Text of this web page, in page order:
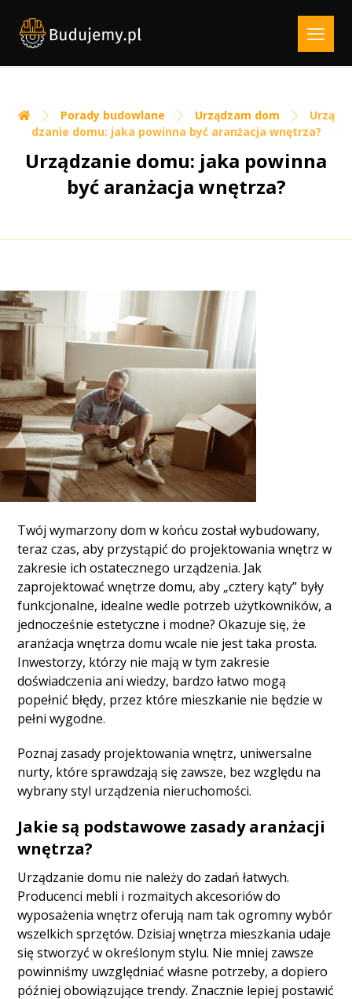
Porady budowlane Urządzam dom
Urzą
dzanie domu: jaka powinna być aranżacja wnętrza?
Urządzanie domu: jaka powinna
być aranżacja wnętrza?
Twój wymarzony dom w końcu został wybudowany,
teraz czas, aby przystąpić do projektowania wnętrz w
zakresie ich ostatecznego urządzenia. Jak
zaprojektować wnętrze domu, aby „cztery kąty” były
funkcjonalne, idealne wedle potrzeb użytkowników, a
jednocześnie estetyczne i modne? Okazuje się, że
aranżacja wnętrza domu wcale nie jest taka prosta.
Inwestorzy, którzy nie mają w tym zakresie
doświadczenia ani wiedzy, bardzo łatwo mogą
popełnić błędy, przez które mieszkanie nie będzie w
pełni wygodne.
Poznaj zasady projektowania wnętrz, uniwersalne
nurty, które sprawdzają się zawsze, bez względu na
wybrany styl urządzenia nieruchomości.
Jakie są podstawowe zasady aranżacji
wnętrza?
Urządzanie domu nie należy do zadań łatwych.
Producenci mebli i rozmaitych akcesoriów do
wyposażenia wnętrz oferują nam tak ogromny wybór
wszelkich sprzętów. Dzisiaj wnętrza mieszkania udaje
się stworzyć w określonym stylu. Nie mniej zawsze
powinniśmy uwzględniać własne potrzeby, a dopiero
później obowiązujące trendy. Znacznie lepiej postawić